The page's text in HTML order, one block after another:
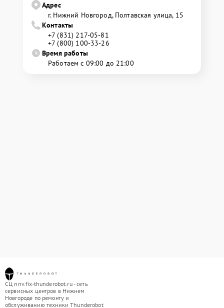
Адрес
г. Нижний Новгород, Полтавская улица, 15
Контакты
+7 (831) 217-05-81
+7 (800) 100-33-26
Время работы
Работаем с 09:00 до 21:00
СЦ nnv.fix-thunderobot.ru - сеть
сервисных центров в Нижнем
Новгороде по ремонту и
обслуживанию техники Thunderobot